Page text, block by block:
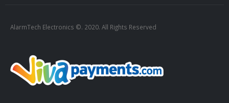
AlarmTech Electronics ©. 2020. All Rights Reserved